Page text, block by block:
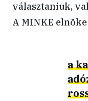
választaniuk,
A MINKE
a